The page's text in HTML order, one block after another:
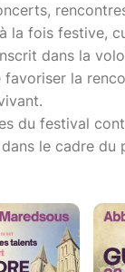
la fois festive,
dans la
favoriser la
du festival
le cadre du